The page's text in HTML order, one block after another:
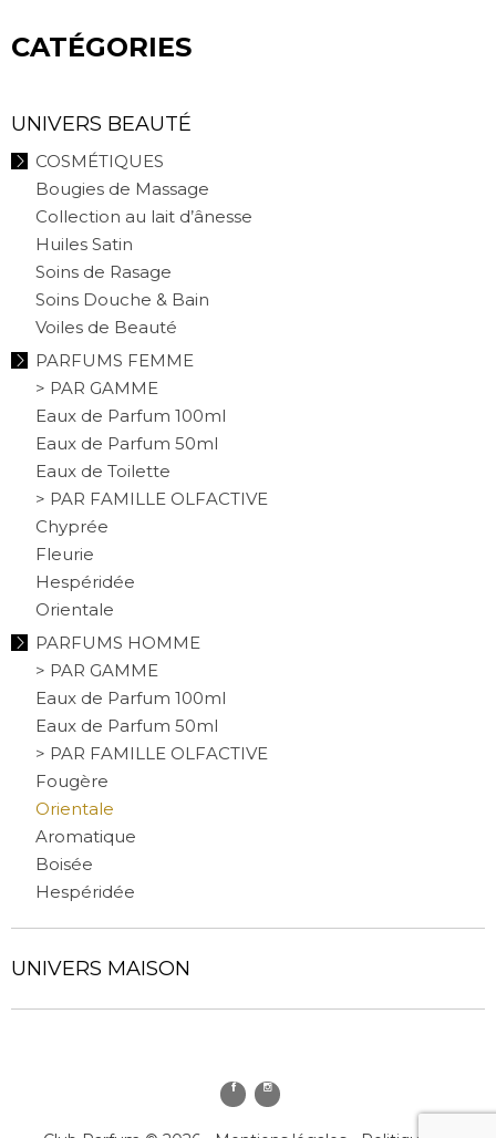
CATÉGORIES
UNIVERS BEAUTÉ
COSMÉTIQUES
Bougies de Massage
Collection au lait d’ânesse
Huiles Satin
Soins de Rasage
Soins Douche & Bain
Voiles de Beauté
PARFUMS FEMME
> PAR GAMME
Eaux de Parfum 100ml
Eaux de Parfum 50ml
Eaux de Toilette
> PAR FAMILLE OLFACTIVE
Chyprée
Fleurie
Hespéridée
Orientale
PARFUMS HOMME
> PAR GAMME
Eaux de Parfum 100ml
Eaux de Parfum 50ml
> PAR FAMILLE OLFACTIVE
Fougère
Orientale
Aromatique
Boisée
Hespéridée
UNIVERS MAISON